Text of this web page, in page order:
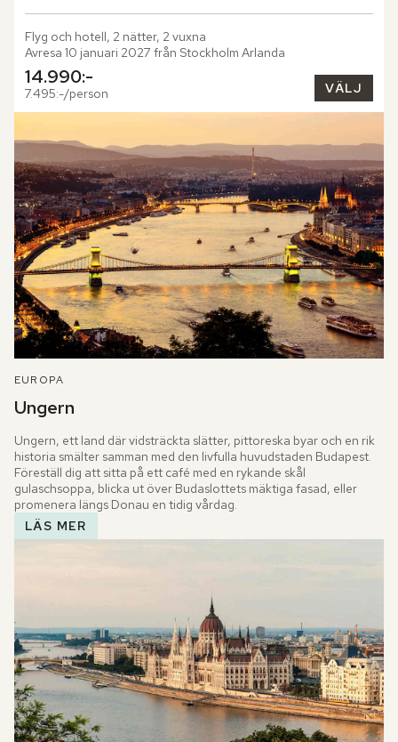
Flyg och hotell, 2 nätter, 2 vuxna
Avresa 10 januari 2027 från Stockholm Arlanda
14.990:-
7.495:-/person VÄLJ
EUROPA
Ungern
Ungern, ett land där vidsträckta slätter, pittoreska byar och en rik
historia smälter samman med den livfulla huvudstaden Budapest.
Föreställ dig att sitta på ett café med en rykande skål
gulaschsoppa, blicka ut över Budaslottets mäktiga fasad, eller
promenera längs Donau en tidig vårdag.
LÄS MER